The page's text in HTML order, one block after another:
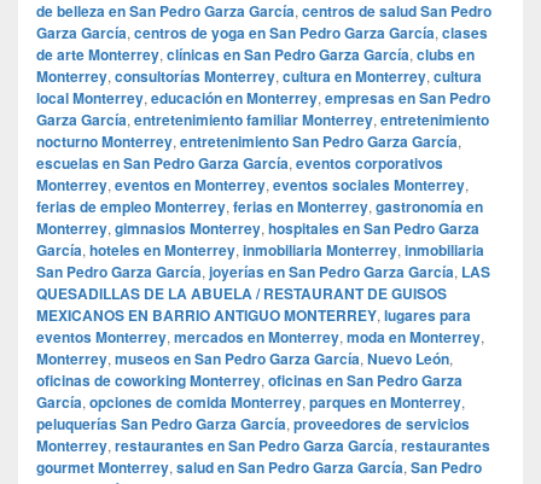
de belleza en San Pedro Garza García, centros de salud San Pedro
Garza García, centros de yoga en San Pedro Garza García, clases
de arte Monterrey, clínicas en San Pedro Garza García, clubs en
Monterrey, consultorías Monterrey, cultura en Monterrey, cultura
local Monterrey, educación en Monterrey, empresas en San Pedro
Garza García, entretenimiento familiar Monterrey, entretenimiento
nocturno Monterrey, entretenimiento San Pedro Garza García,
escuelas en San Pedro Garza García, eventos corporativos
Monterrey, eventos en Monterrey, eventos sociales Monterrey,
ferias de empleo Monterrey, ferias en Monterrey, gastronomía en
Monterrey, gimnasios Monterrey, hospitales en San Pedro Garza
García, hoteles en Monterrey, inmobiliaria Monterrey, inmobiliaria
San Pedro Garza García, joyerías en San Pedro Garza García, LAS
QUESADILLAS DE LA ABUELA / RESTAURANT DE GUISOS
MEXICANOS EN BARRIO ANTIGUO MONTERREY, lugares para
eventos Monterrey, mercados en Monterrey, moda en Monterrey,
Monterrey, museos en San Pedro Garza García, Nuevo León,
oficinas de coworking Monterrey, oficinas en San Pedro Garza
García, opciones de comida Monterrey, parques en Monterrey,
peluquerías San Pedro Garza García, proveedores de servicios
Monterrey, restaurantes en San Pedro Garza García, restaurantes
gourmet Monterrey, salud en San Pedro Garza García, San Pedro